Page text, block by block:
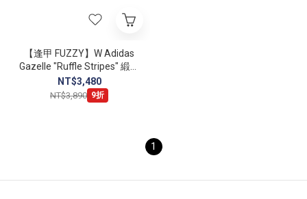
【逢甲 FUZZY】W Adidas
Gazelle "Ruffle Stripes" 緞帶
花邊 黑白 JS1412
NT$3,480
NT$3,890 9折
1